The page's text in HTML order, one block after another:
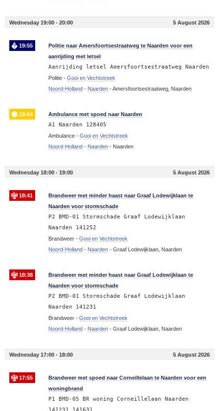
Wednesday 19:00 - 20:00 5 August 2026
19:55
Politie naar Amersfoortsestraatweg te Naarden voor een
aanrijding met letsel
Aanrijding letsel Amersfoortsestraatweg Naarden
Politie - Gooi en Vechtstreek
Noord-Holland- Naarden-Amersfoortsestraatweg, Naarden
19:54 Ambulance met spoed naar Naarden
A1 Naarden 128405
Ambulance - Gooi en Vechtstreek
Noord-Holland- Naarden- Naarden
Wednesday 18:00 - 19:00 5 August 2026
18:41
Brandweer met minder haast naar Graaf Lodewijklaan te
Naarden voor stormschade
P2 BMD-01 Stormschade Graaf Lodewijklaan
Naarden 141252
Brandweer - Gooi en Vechtstreek
Noord-Holland- Naarden- Graaf Lodewijklaan, Naarden
18:38
Brandweer met minder haast naar Graaf Lodewijklaan te
Naarden voor stormschade
P2 BMD-01 Stormschade Graaf Lodewijklaan
Naarden 141231
Brandweer - Gooi en Vechtstreek
Noord-Holland- Naarden- Graaf Lodewijklaan, Naarden
Wednesday 17:00 - 18:00 5 August 2026
17:55
Brandweer met spoed naar Corneillelaan te Naarden voor een
woningbrand
P1 BMD-05 BR woning Corneillelaan Naarden
141231 141631